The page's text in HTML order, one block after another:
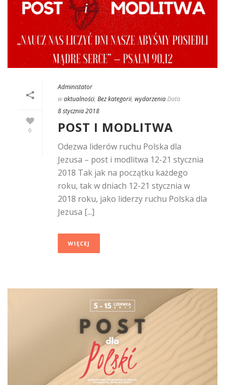
0
Administator
waktualności, Bez kategorii, wydarzeniaData
8 stycznia 2018
POST I MODLITWA
Odezwa liderów ruchu Polska dla
Jezusa – post i modlitwa 12-21 stycznia
2018 Tak jak na początku każdego
roku, tak w dniach 12-21 stycznia w
2018 roku, jako liderzy ruchu Polska dla
Jezusa [...]
WIĘCEJ